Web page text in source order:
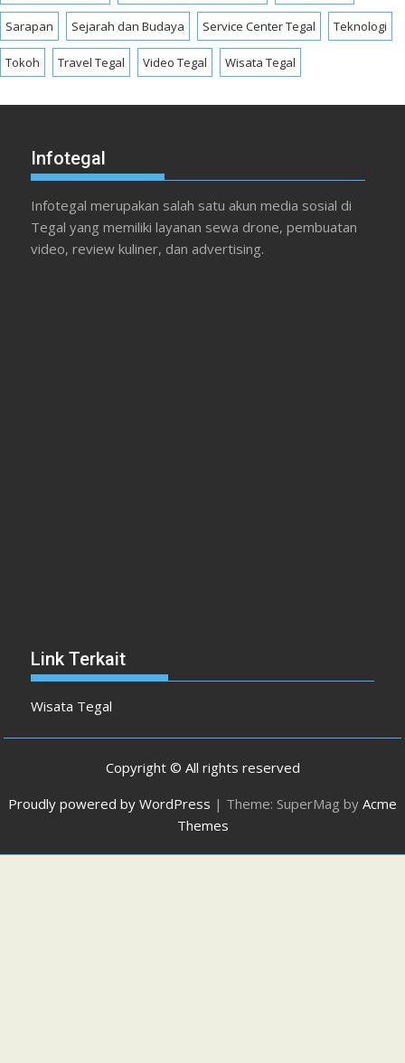
Sarapan Sejarah dan Budaya Service Center Tegal Teknologi
Tokoh Travel Tegal Video Tegal Wisata Tegal
Infotegal
Infotegal merupakan salah satu akun media sosial di
Tegal yang memiliki layanan sewa drone, pembuatan
video, review kuliner, dan advertising.
Link Terkait
Wisata Tegal
Copyright © All rights reserved
Proudly powered by WordPress | Theme: SuperMag by Acme
Themes